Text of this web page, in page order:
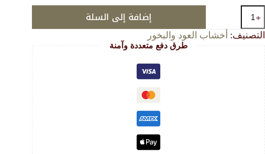
الجواهر
الكمبودية
(
إضافة إلى السلة
التصنيف: أخشاب العود والبخور
طرق دفع متعددة وآمنة